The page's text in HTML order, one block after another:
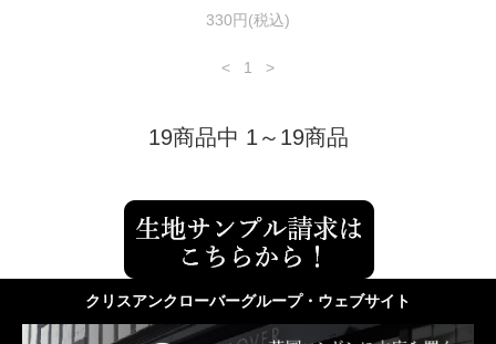
330円(税込)
< 1 >
19商品中 1～19商品
クリスアンクローバーグループ・ウェブサイト